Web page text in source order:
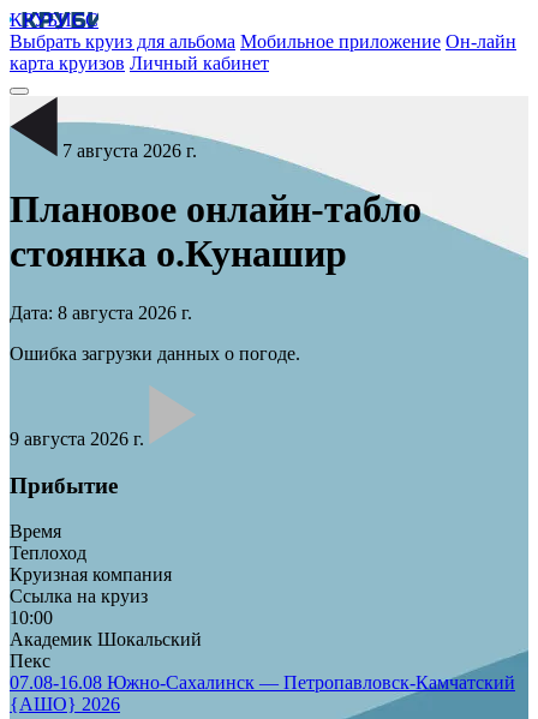
КРУБИСС
Выбрать круиз для альбома Мобильное приложение Он-лайн
карта круизов Личный кабинет
7 августа 2026 г.
Плановое онлайн-табло
стоянка о.Кунашир
Дата: 8 августа 2026 г.
Ошибка загрузки данных о погоде.
9 августа 2026 г.
Прибытие
Время
Теплоход
Круизная компания
Ссылка на круиз
10:00
Академик Шокальский
Пекс
07.08-16.08 Южно-Сахалинск — Петропавловск-Камчатский
{АШО} 2026